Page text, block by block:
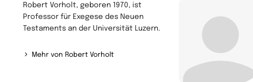
Robert Vorholt, geboren 1970, ist
Professor für Exegese des Neuen
Testaments an der Universität Luzern.
Mehr von Robert Vorholt